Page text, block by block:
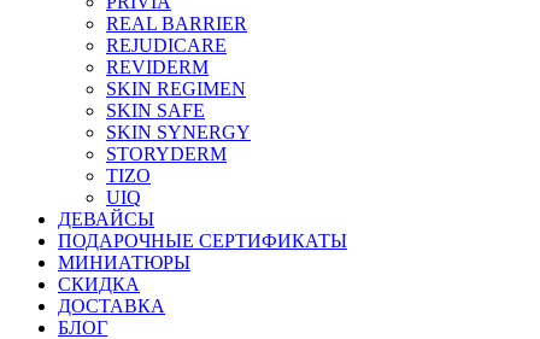
REAL BARRIER
REJUDICARE
REVIDERM
SKIN REGIMEN
SKIN SAFE
SKIN SYNERGY
STORYDERM
TIZO
UIQ
ДЕВАЙСЫ
ПОДАРОЧНЫЕ СЕРТИФИКАТЫ
МИНИАТЮРЫ
СКИДКА
ДОСТАВКА
БЛОГ